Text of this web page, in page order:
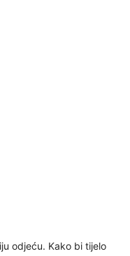
odjeću. Kako bi tijelo